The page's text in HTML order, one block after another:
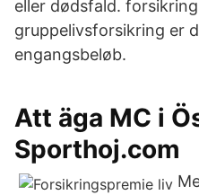
eller dødsfald.
gruppelivsforsikring er
engangsbeløb.
Att äga MC i
Sporthoj.com